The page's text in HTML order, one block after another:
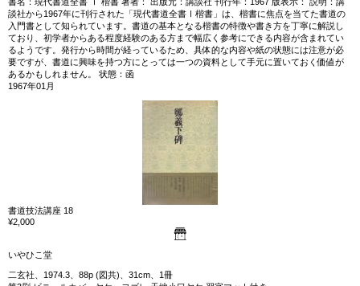
談社から1967年に刊行された「現代書道全書Ⅰ楷書」は、楷書に焦点を当てた書道の
入門書として知られています。書道の基本となる楷書の特徴や書き方を丁寧に解説し
ており、初学者からある程度経験のある方まで幅広く参考にできる内容が含まれてい
るようです。発行から時間が経っているため、具体的な内容や紙の状態には注意が必
要ですが、書道に興味を持つ方にとっては一つの資料として手元に置いておく価値が
あるかもしれません。 状態：函
1967年01月
書道技法講座 18
¥2,000
いやひこ堂
二玄社、1974.3、88p (図共)、31cm、1冊